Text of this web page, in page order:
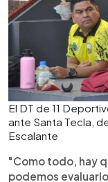
El DT de 11
ante Santa Tecla,
Escalante
"Como todo, hay
podemos